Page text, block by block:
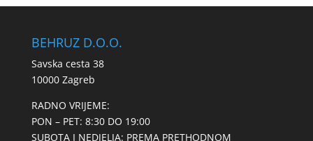
BEHRUZ D.O.O.
Savska cesta 38
10000 Zagreb
RADNO VRIJEME:
PON – PET: 8:30 DO 19:00
SUBOTA I NEDJELJA: PREMA PRETHODNOM